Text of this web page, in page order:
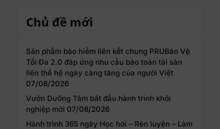
Chủ đề mới
Sản phẩm bảo hiểm liên kết chung PRUBảo Vệ
Tối Đa 2.0 đáp ứng nhu cầu bảo toàn tài sản
liên thế hệ ngày càng tăng của người Việt
07/08/2026
Vườn Dưỡng Tâm bắt đầu hành trình khởi
nghiệp mới 07/08/2026
Hành trình 365 ngày Học hỏi – Rèn luyện – Làm